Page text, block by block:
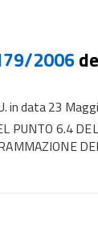
2006
in data 23
PUNTO 6.4